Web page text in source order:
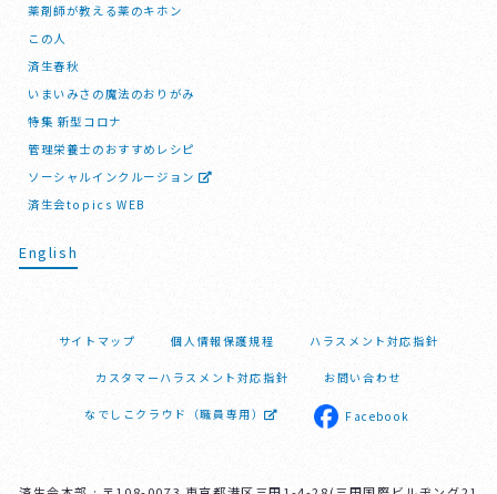
薬剤師が教える薬のキホン
この人
済生春秋
いまいみさの魔法のおりがみ
特集 新型コロナ
管理栄養士のおすすめレシピ
ソーシャルインクルージョン
済生会topics WEB
English
サイトマップ 個人情報保護規程 ハラスメント対応指針
カスタマーハラスメント対応指針 お問い合わせ
なでしこクラウド（職員専用） Facebook